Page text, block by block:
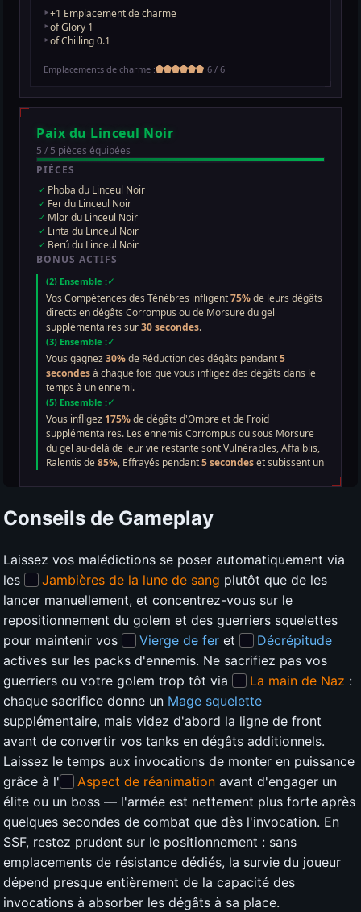
Conseils de Gameplay
Laissez vos malédictions se poser automatiquement via
les
Jambières de la lune de sang plutôt que de les
lancer manuellement, et concentrez-vous sur le
repositionnement du golem et des guerriers squelettes
pour maintenir vos
Vierge de fer et
Décrépitude
actives sur les packs d'ennemis. Ne sacrifiez pas vos
guerriers ou votre golem trop tôt via
La main de Naz :
chaque sacrifice donne un Mage squelette
supplémentaire, mais videz d'abord la ligne de front
avant de convertir vos tanks en dégâts additionnels.
Laissez le temps aux invocations de monter en puissance
grâce à l'
Aspect de réanimation avant d'engager un
élite ou un boss — l'armée est nettement plus forte après
quelques secondes de combat que dès l'invocation. En
SSF, restez prudent sur le positionnement : sans
emplacements de résistance dédiés, la survie du joueur
dépend presque entièrement de la capacité des
invocations à absorber les dégâts à sa place.